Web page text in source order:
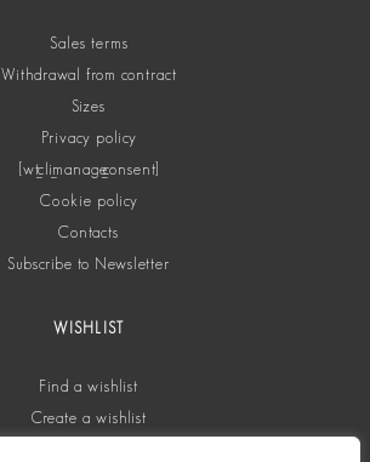
Sales terms
Withdrawal from contract
Sizes
Privacy policy
[wt_cli_manage_consent]
Cookie policy
Contacts
Subscribe to Newsletter
WISHLIST
Find a wishlist
Create a wishlist